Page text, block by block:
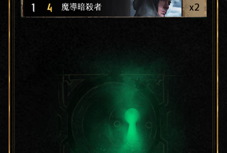
1 4 魔導暗殺者 x2